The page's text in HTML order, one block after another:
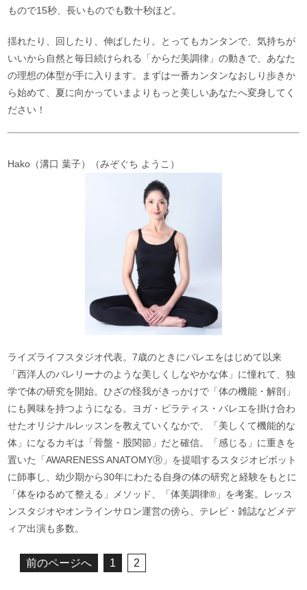
もので15秒、長いものでも数十秒ほど。
揺れたり、回したり、伸ばしたり。とってもカンタンで、気持ちが
いいから自然と毎日続けられる「からだ美調律」の動きで、あなた
の理想の体型が手に入ります。まずは一番カンタンなおしり歩きか
ら始めて、夏に向かっていまよりもっと美しいあなたへ変身してく
ださい！
Hako（溝口 葉子）（みぞぐち ようこ）
ライズライフスタジオ代表。7歳のときにバレエをはじめて以来
「西洋人のバレリーナのような美しくしなやかな体」に憧れて、独
学で体の研究を開始。ひざの怪我がきっかけで「体の機能・解剖」
にも興味を持つようになる。ヨガ・ピラティス・バレエを掛け合わ
せたオリジナルレッスンを教えていくなかで、「美しくて機能的な
体」になるカギは「骨盤・股関節」だと確信。「感じる」に重きを
置いた「AWARENESS ANATOMYⓇ」を提唱するスタジオピボット
に師事し、幼少期から30年にわたる自身の体の研究と経験をもとに
「体をゆるめて整える」メソッド、「体美調律®︎」を考案。レッス
ンスタジオやオンラインサロン運営の傍ら、テレビ・雑誌などメデ
ィア出演も多数。
前のページへ 1 2